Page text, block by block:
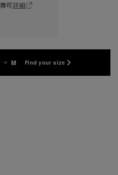
可詳細
M Find your size